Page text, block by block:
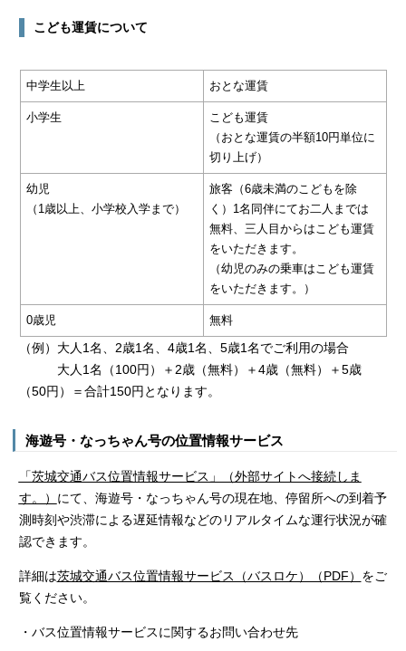
こども運賃について
中学生以上 おとな運賃
小学生
こども運賃
（おとな運賃の半額10円単位に
切り上げ）
幼児
（1歳以上、小学校入学まで）
旅客（6歳未満のこどもを除
く）1名同伴にてお二人までは
無料、三人目からはこども運賃
をいただきます。
（幼児のみの乗車はこども運賃
をいただきます。）
0歳児 無料
（例）大人1名、2歳1名、4歳1名、5歳1名でご利用の場合
大人1名（100円）＋2歳（無料）＋4歳（無料）＋5歳
（50円）＝合計150円となります。
海遊号・なっちゃん号の位置情報サービス
「茨城交通バス位置情報サービス」（外部サイトへ接続しま
す。） にて、海遊号・なっちゃん号の現在地、停留所への到着予
測時刻や渋滞による遅延情報などのリアルタイムな運行状況が確
認できます。
詳細は茨城交通バス位置情報サービス（バスロケ）（PDF） をご
覧ください。
・バス位置情報サービスに関するお問い合わせ先